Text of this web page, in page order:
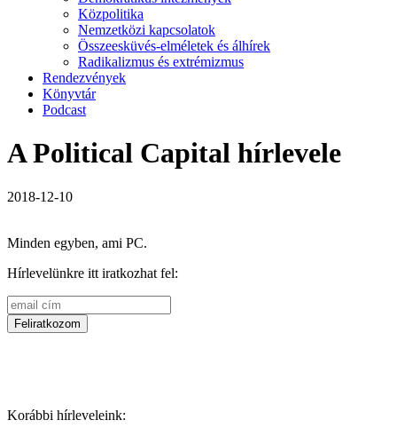
Közpolitika
Nemzetközi kapcsolatok
Összeesküvés-elméletek és álhírek
Radikalizmus és extrémizmus
Rendezvények
Könyvtár
Podcast
A Political Capital hírlevele
2018-12-10
Minden egyben, ami PC.
Hírlevelünkre itt iratkozhat fel:
Korábbi hírleveleink: